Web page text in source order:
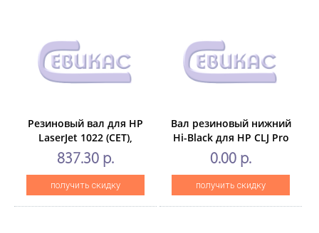
Резиновый вал для HP
LaserJet 1022 (CET),
CET3812U
837.30 р.
получить скидку
Вал резиновый нижний
Hi-Black для HP CLJ Pro
M252/MPFM274/277
0.00 р.
получить скидку